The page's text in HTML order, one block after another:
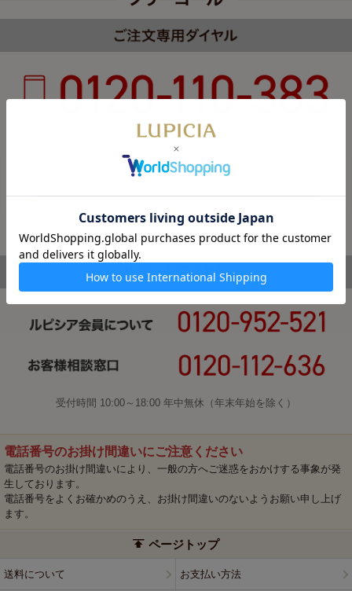
カスタマーハラスメントについて
受付時間 10:00～18:00 年中無休（年末年始を除く）
電話番号のお掛け間違いにご注意ください
電話番号のお掛け間違いにより、一般の方へご迷惑をおかけする事象が発
生しております。
電話番号をよくお確かめのうえ、お掛け間違いのないようお願い申し上げ
ます。
ページトップ
送料について お支払い方法